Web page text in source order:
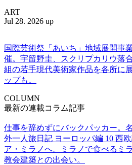
ART
Jul 28. 2026 up
国際芸術祭「あいち」地域展開事
催。宇留野圭、スクリプカリウ落
組の若手現代美術家作品を各所に
ップも。
COLUMN
最新の連載コラム記事
仕事を辞めずにバックパッカー。
外一人旅日記 ヨーロッパ編 10 西
ア・ミラノへ。ミラノで食べるミ
教会建築との出会い。